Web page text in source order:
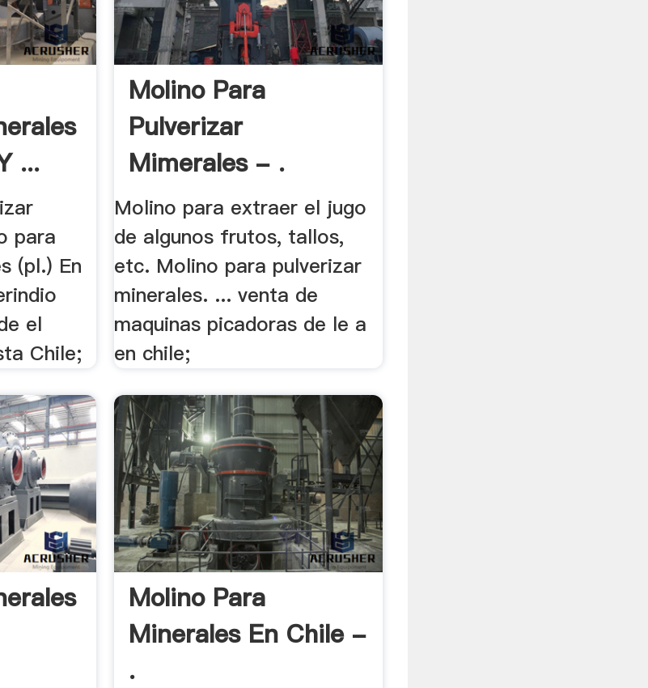
...
para
(pl.) En
el
Chile;
Molino Para
Pulverizar
Mimerales - .
Molino para extraer el jugo
de algunos frutos, tallos,
etc. Molino para pulverizar
minerales. ... venta de
maquinas picadoras de le a
en chile;
Molino Para
Minerales En Chile -
.